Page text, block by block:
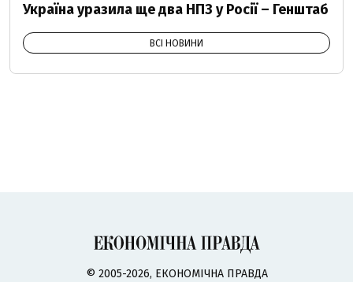
Україна уразила ще два НПЗ у Росії – Генштаб
ВСІ НОВИНИ
© 2005-2026, ЕКОНОМІЧНА ПРАВДА